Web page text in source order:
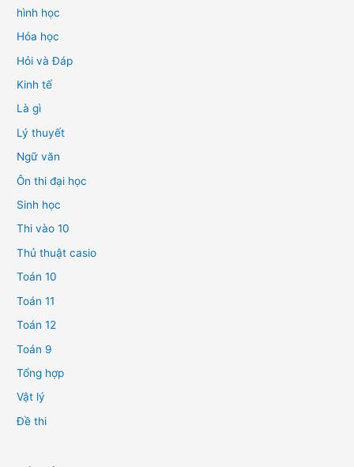
hình học
Hóa học
Hỏi và Đáp
Kinh tế
Là gì
Lý thuyết
Ngữ văn
Ôn thi đại học
Sinh học
Thi vào 10
Thủ thuật casio
Toán 10
Toán 11
Toán 12
Toán 9
Tổng hợp
Vật lý
Đề thi